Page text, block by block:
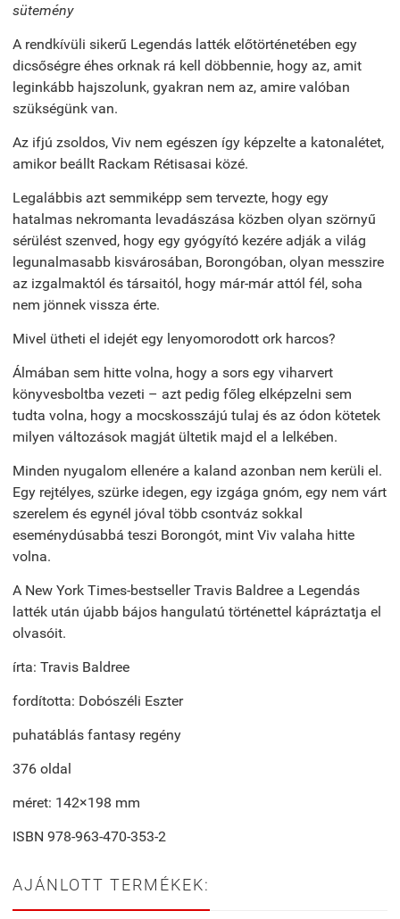
sütemény
A rendkívüli sikerű Legendás latték előtörténetében egy
dicsőségre éhes orknak rá kell döbbennie, hogy az, amit
leginkább hajszolunk, gyakran nem az, amire valóban
szükségünk van.
Az ifjú zsoldos, Viv nem egészen így képzelte a katonalétet,
amikor beállt Rackam Rétisasai közé.
Legalábbis azt semmiképp sem tervezte, hogy egy
hatalmas nekromanta levadászása közben olyan szörnyű
sérülést szenved, hogy egy gyógyító kezére adják a világ
legunalmasabb kisvárosában, Borongóban, olyan messzire
az izgalmaktól és társaitól, hogy már-már attól fél, soha
nem jönnek vissza érte.
Mivel ütheti el idejét egy lenyomorodott ork harcos?
Álmában sem hitte volna, hogy a sors egy viharvert
könyvesboltba vezeti – azt pedig főleg elképzelni sem
tudta volna, hogy a mocskosszájú tulaj és az ódon kötetek
milyen változások magját ültetik majd el a lelkében.
Minden nyugalom ellenére a kaland azonban nem kerüli el.
Egy rejtélyes, szürke idegen, egy izgága gnóm, egy nem várt
szerelem és egynél jóval több csontváz sokkal
eseménydúsabbá teszi Borongót, mint Viv valaha hitte
volna.
A New York Times-bestseller Travis Baldree a Legendás
latték után újabb bájos hangulatú történettel kápráztatja el
olvasóit.
írta: Travis Baldree
fordította: Dobószéli Eszter
puhatáblás fantasy regény
376 oldal
méret: 142×198 mm
ISBN 978-963-470-353-2
AJÁNLOTT TERMÉKEK: